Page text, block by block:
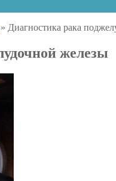
» Диагностика рака
железы